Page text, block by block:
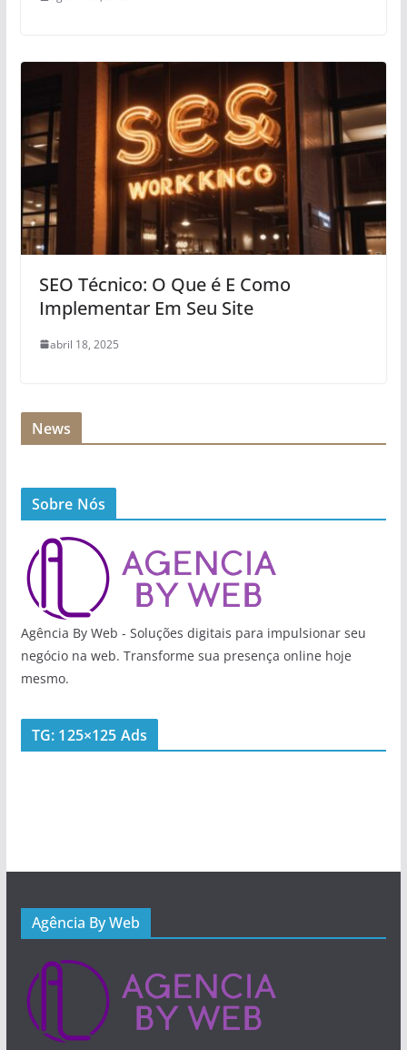
SEO Técnico: O Que é E Como
Implementar Em Seu Site
abril 18, 2025
News
Sobre Nós
Agência By Web - Soluções digitais para impulsionar seu
negócio na web. Transforme sua presença online hoje
mesmo.
TG: 125×125 Ads
Agência By Web